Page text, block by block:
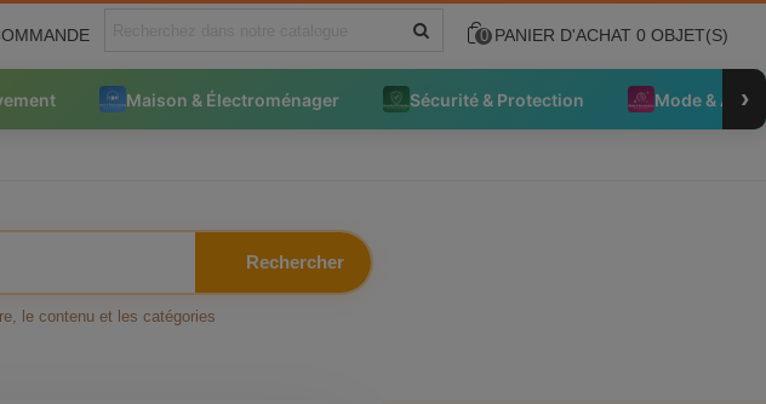
0 PANIER D'ACHAT 0 OBJET(S)
Maison & Électroménager Sécurité & Protection Mode & ›
Rechercher
le contenu et les catégories